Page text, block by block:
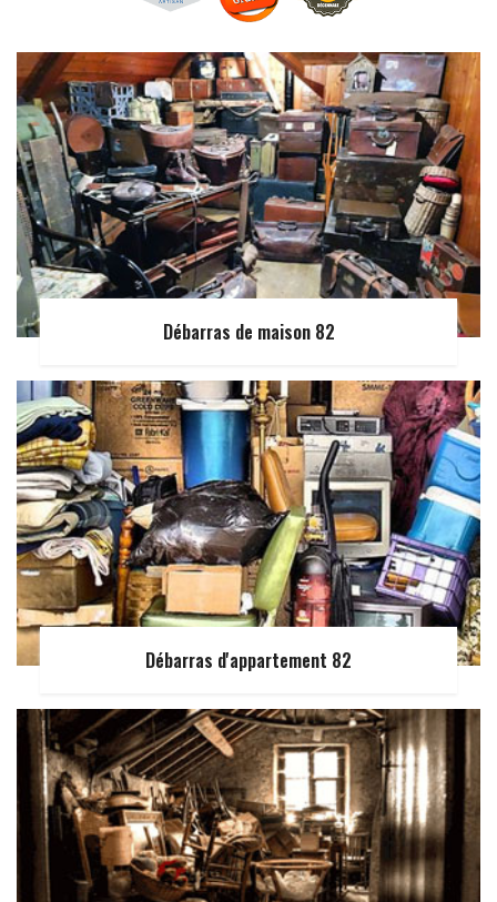
Débarras de maison 82
Débarras d'appartement 82